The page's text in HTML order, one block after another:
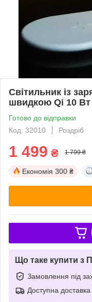
Світильник із
швидкою Qi 10 Вт
Готово до відправки
Код: 32010
Роздріб
1 499 ₴ 1 799 ₴
Економія 300 ₴
Що таке купити з
Замовлення під
Доступна доставка